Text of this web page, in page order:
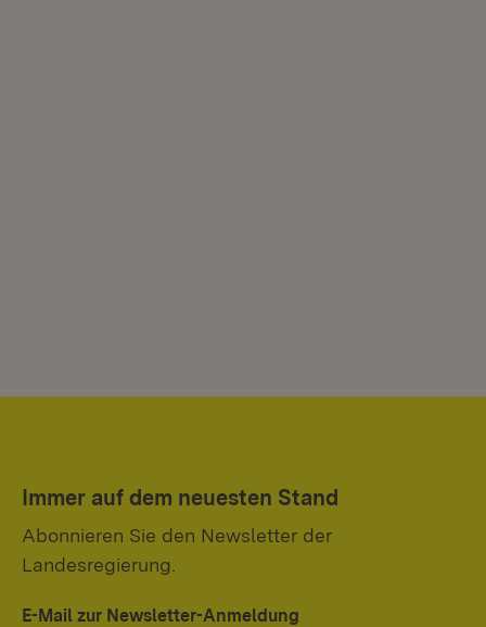
Immer auf dem neuesten Stand
Abonnieren Sie den Newsletter der
Landesregierung.
E-Mail zur Newsletter-Anmeldung